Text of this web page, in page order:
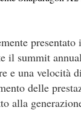
il summit
e una velocità
delle
alla